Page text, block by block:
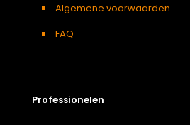
Algemene voorwaarden
FAQ
Professionelen